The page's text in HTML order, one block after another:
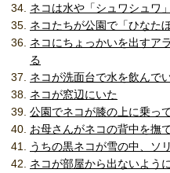
ネコは水や「シュワシュワ
ネコたちが公園で「ひなた
ネコにちょっかいを出すア
る
ネコが洗面台で水を飲んで
ネコが窓辺にいた
公園でネコが膝の上に乗っ
お母さんがネコの背中を撫
うちの黒ネコが雪の中、ソ
ネコが部屋から出ないよう